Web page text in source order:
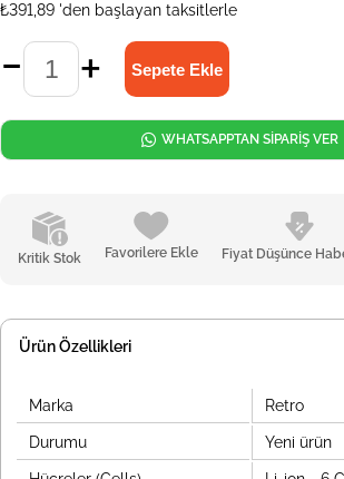
₺391,89 'den başlayan taksitlerle
Kritik Stok Favorilere Ekle Fiyat Düşünce
WHATSAPPTAN SİPARİŞ VER
Ürün Özellikleri
Marka Retro
Durumu Yeni ürün